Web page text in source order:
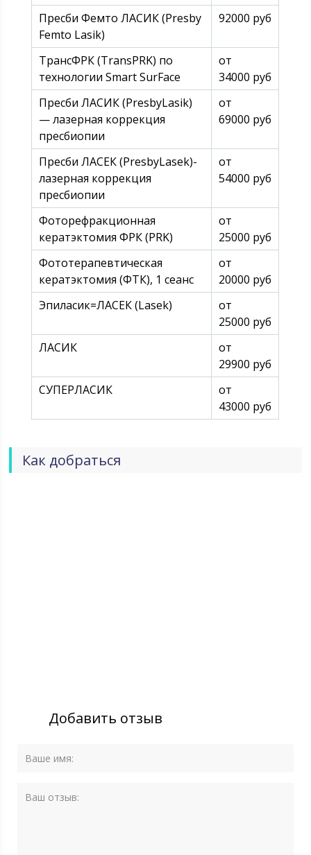
Пресби Фемто ЛАСИК (Presby
Femto Lasik)
92000 руб
ТрансФРК (TransPRK) по
технологии Smart SurFace
от
34000 руб
Пресби ЛАСИК (PresbyLasik)
— лазерная коррекция
пресбиопии
от
69000 руб
Пресби ЛАСЕК (PresbyLasek)-
лазерная коррекция
пресбиопии
от
54000 руб
Фоторефракционная
кератэктомия ФРК (PRK)
от
25000 руб
Фототерапевтическая
кератэктомия (ФТК), 1 сеанс
от
20000 руб
Эпиласик=ЛАСЕК (Lasek)
от
25000 руб
ЛАСИК
от
29900 руб
СУПЕРЛАСИК
от
43000 руб
Как добраться
Добавить отзыв